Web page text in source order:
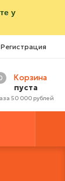
у
Регистрация
Корзина
пуста
50 000 рублей